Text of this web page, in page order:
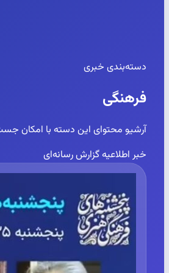
دسته‌بندی خبری
فرهنگی
آرشیو محتوای این دسته با امکان
خبر اطلاعیهگزارش رسانه‌ای